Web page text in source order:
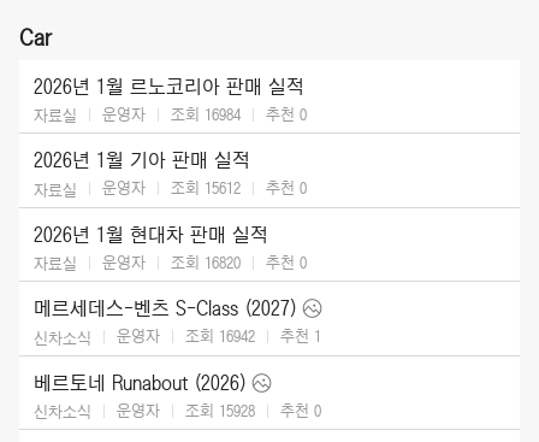
Car
2026년 1월 르노코리아 판매 실적
자료실 운영자 조회 16984 추천 0
2026년 1월 기아 판매 실적
자료실 운영자 조회 15612 추천 0
2026년 1월 현대차 판매 실적
자료실 운영자 조회 16820 추천 0
메르세데스-벤츠 S-Class (2027)
신차소식 운영자 조회 16942 추천 1
베르토네 Runabout (2026)
신차소식 운영자 조회 15928 추천 0